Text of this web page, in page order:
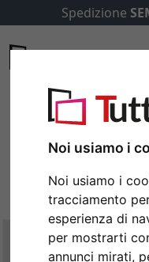
Noi usiamo i
Noi usiamo i
tracciamento
esperienza di
per mostrarti
annunci mirati,
Spedizione